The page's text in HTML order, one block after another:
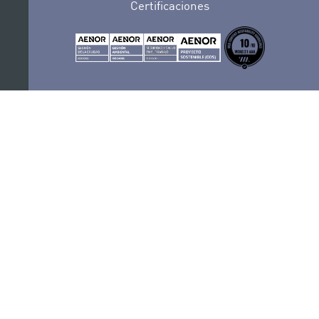
Certificaciones